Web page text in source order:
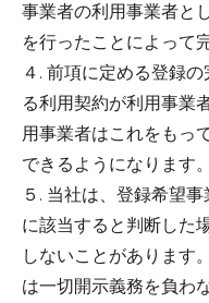
事業者の利用事業者と
を行ったことによって
４. 前項に定める登録
る利用契約が利用事業
用事業者はこれをもっ
できるようになります。
５. 当社は、登録希望
に該当すると判断した
しないことがあります
は一切開示義務を負わ